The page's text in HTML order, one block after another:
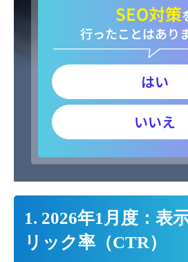
SEO対策
行ったことはあり
はい
いいえ
1. 2026年1月度：表
リック率（CTR）